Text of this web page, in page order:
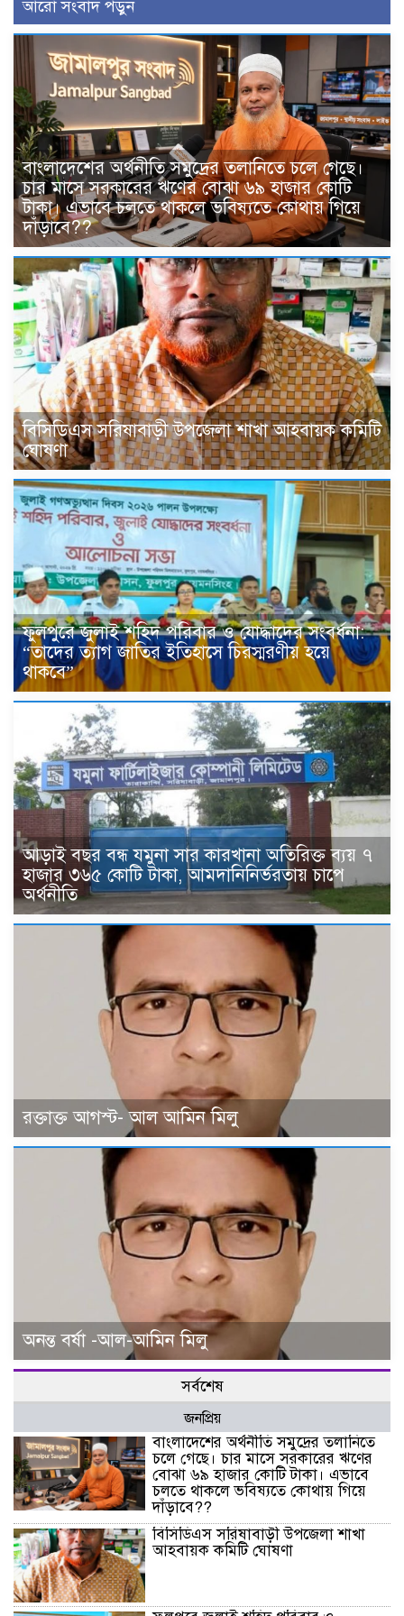
আরো সংবাদ পড়ুন
বাংলাদেশের অর্থনীতি সমুদ্রের তলানিতে চলে গেছে।
চার মাসে সরকারের ঋণের বোঝা ৬৯ হাজার কোটি
টাকা। এভাবে চলতে থাকলে ভবিষ্যতে কোথায় গিয়ে
দাঁড়াবে??
বিসিডিএস সরিষাবাড়ী উপজেলা শাখা আহবায়ক কমিটি
ঘোষণা
ফুলপুরে জুলাই শহিদ পরিবার ও যোদ্ধাদের সংবর্ধনা:
“তাদের ত্যাগ জাতির ইতিহাসে চিরস্মরণীয় হয়ে
থাকবে”
আড়াই বছর বন্ধ যমুনা সার কারখানা অতিরিক্ত ব্যয় ৭
হাজার ৩৬৫ কোটি টাকা, আমদানিনির্ভরতায় চাপে
অর্থনীতি
রক্তাক্ত আগস্ট- আল আমিন মিলু
অনন্ত বর্ষা -আল-আমিন মিলু
সর্বশেষ
জনপ্রিয়
বাংলাদেশের অর্থনীতি সমুদ্রের তলানিতে
চলে গেছে। চার মাসে সরকারের ঋণের
বোঝা ৬৯ হাজার কোটি টাকা। এভাবে
চলতে থাকলে ভবিষ্যতে কোথায় গিয়ে
দাঁড়াবে??
বিসিডিএস সরিষাবাড়ী উপজেলা শাখা
আহবায়ক কমিটি ঘোষণা